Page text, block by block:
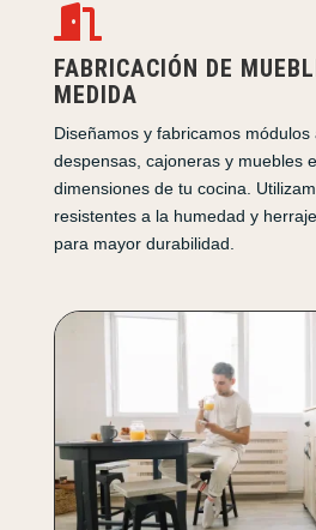

FABRICACIÓN DE
MEDIDA
Diseñamos y fabricamos módulos
despensas, cajoneras y muebles
dimensiones de tu cocina.
resistentes a la humedad y
para mayor durabilidad.